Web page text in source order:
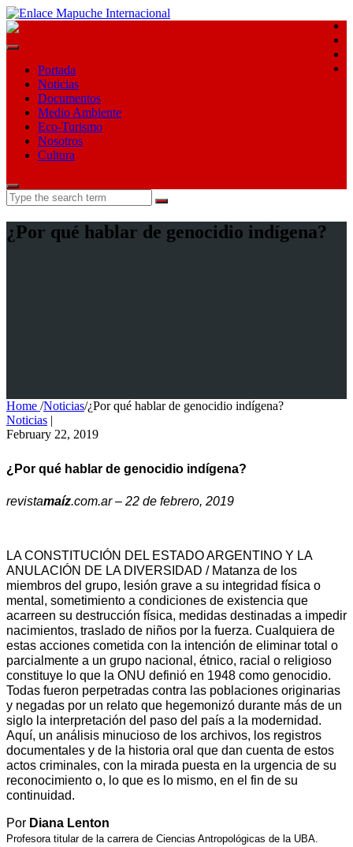
Portada
Noticias
Documentos
Medio Ambiente
Eco-Turismo
Nosotros
Cultura
Search
for:
¿Por qué hablar de genocidio indígena?
Home /Noticias/¿Por qué hablar de genocidio indígena?
Noticias |
February 22, 2019
¿ Por qué hablar de genocidio indígena?
revistamaíz.com.ar – 22 de febrero, 2019
LA CONSTITUCIÓN DEL ESTADO ARGENTINO Y LA
ANULACIÓN DE LA DIVERSIDAD / Matanza de los
miembros del grupo, lesión grave a su integridad física o
mental, sometimiento a condiciones de existencia que
acarreen su destrucción física, medidas destinadas a impedir
nacimientos, traslado de niños por la fuerza. Cualquiera de
estas acciones cometida con la intención de eliminar total o
parcialmente a un grupo nacional, étnico, racial o religioso
constituye lo que la ONU definió en 1948 como genocidio.
Todas fueron perpetradas contra las poblaciones originarias
y negadas por un relato que hegemonizó durante más de un
siglo la interpretación del paso del país a la modernidad.
Aquí, un análisis minucioso de los archivos, los registros
documentales y de la historia oral que dan cuenta de estos
actos criminales, con la mirada puesta en la urgencia de su
reconocimiento o, lo que es lo mismo, en el fin de su
continuidad.
Por Diana Lenton
Profesora titular de la carrera de Ciencias Antropológicas de la UBA.